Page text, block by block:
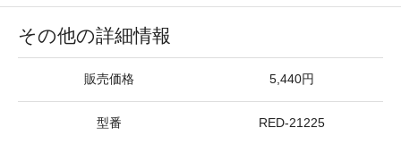
その他の詳細情報
販売価格 5,440円
型番 RED-21225